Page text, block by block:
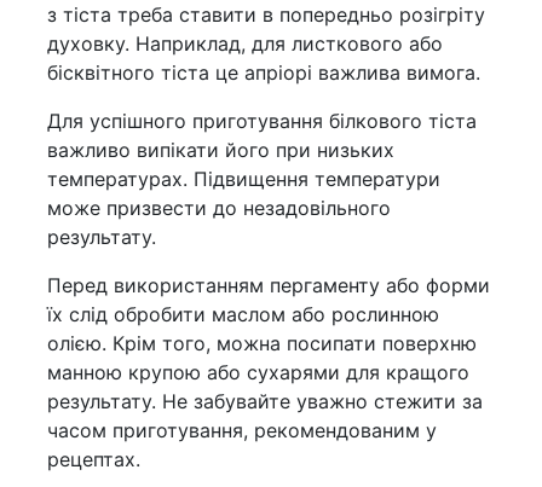
з тіста треба ставити в попередньо розігріту
духовку. Наприклад, для листкового або
бісквітного тіста це апріорі важлива вимога.
Для успішного приготування білкового тіста
важливо випікати його при низьких
температурах. Підвищення температури
може призвести до незадовільного
результату.
Перед використанням пергаменту або форми
їх слід обробити маслом або рослинною
олією. Крім того, можна посипати поверхню
манною крупою або сухарями для кращого
результату. Не забувайте уважно стежити за
часом приготування, рекомендованим у
рецептах.